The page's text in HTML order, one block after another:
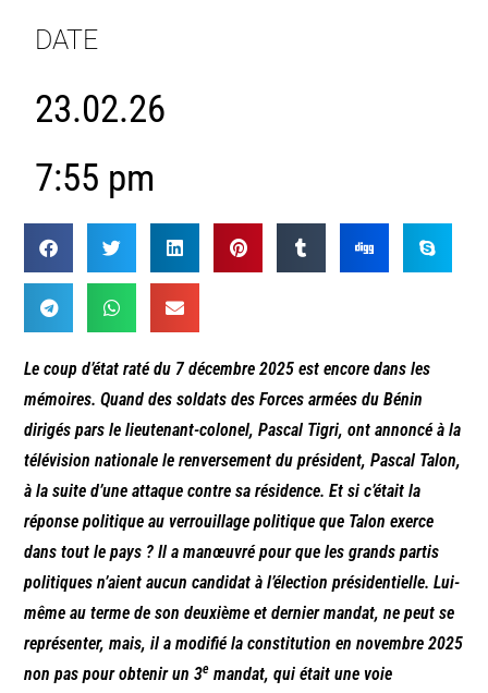
DATE
23.02.26
7:55 pm
Le coup d’état raté du 7 décembre 2025 est encore dans les
mémoires. Quand des soldats des Forces armées du Bénin
dirigés pars le lieutenant-colonel, Pascal Tigri, ont annoncé à la
télévision nationale le renversement du président, Pascal Talon,
à la suite d’une attaque contre sa résidence. Et si c’était la
réponse politique au verrouillage politique que Talon exerce
dans tout le pays ? Il a manœuvré pour que les grands partis
politiques n’aient aucun candidat à l’élection présidentielle. Lui-
même au terme de son deuxième et dernier mandat, ne peut se
représenter, mais, il a modifié la constitution en novembre 2025
non pas pour obtenir un 3e mandat, qui était une voie